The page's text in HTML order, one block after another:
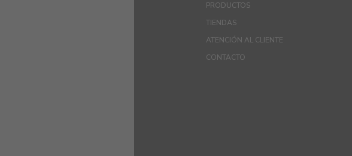
PRODUCTOS
TIENDAS
ATENCIÓN AL CLIENTE
CONTACTO